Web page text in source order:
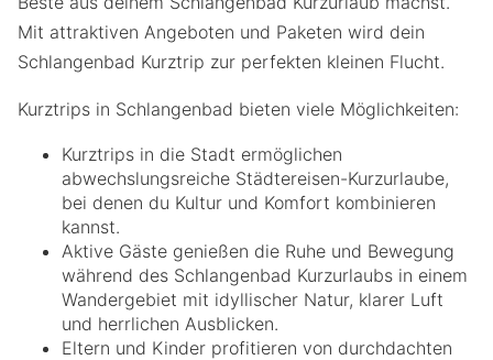
Mit attraktiven Angeboten und Paketen wird dein
Schlangenbad Kurztrip zur perfekten kleinen Flucht.
Kurztrips in Schlangenbad bieten viele Möglichkeiten:
Kurztrips in die Stadt ermöglichen
abwechslungsreiche Städtereisen-Kurzurlaube,
bei denen du Kultur und Komfort kombinieren
kannst.
Aktive Gäste genießen die Ruhe und Bewegung
während des Schlangenbad Kurzurlaubs in einem
Wandergebiet mit idyllischer Natur, klarer Luft
und herrlichen Ausblicken.
Eltern und Kinder profitieren von durchdachten